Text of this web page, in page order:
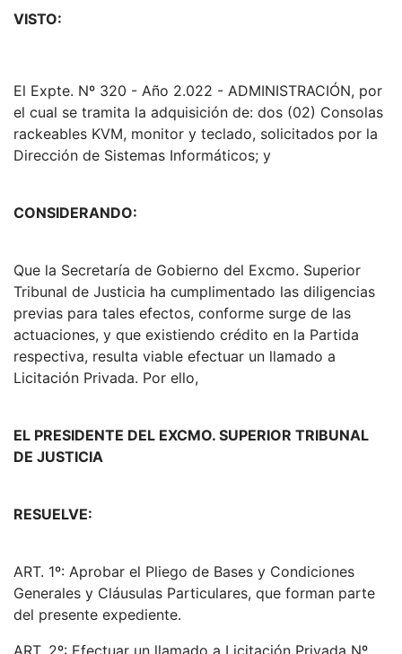
VISTO:
El Expte. Nº 320 - Año 2.022 - ADMINISTRACIÓN, por
el cual se tramita la adquisición de: dos (02) Consolas
rackeables KVM, monitor y teclado, solicitados por la
Dirección de Sistemas Informáticos; y
CONSIDERANDO:
Que la Secretaría de Gobierno del Excmo. Superior
Tribunal de Justicia ha cumplimentado las diligencias
previas para tales efectos, conforme surge de las
actuaciones, y que existiendo crédito en la Partida
respectiva, resulta viable efectuar un llamado a
Licitación Privada. Por ello,
EL PRESIDENTE DEL EXCMO. SUPERIOR TRIBUNAL
DE JUSTICIA
RESUELVE:
ART. 1º: Aprobar el Pliego de Bases y Condiciones
Generales y Cláusulas Particulares, que forman parte
del presente expediente.
ART. 2º: Efectuar un llamado a Licitación Privada Nº